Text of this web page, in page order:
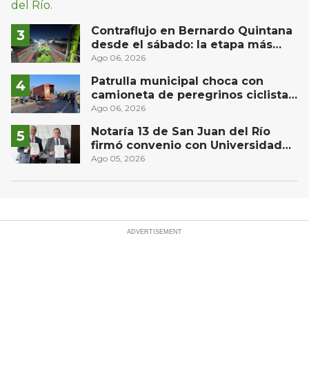
Contraflujo en Bernardo Quintana
desde el sábado: la etapa más
compleja del operativo vial
Ago 06, 2026
Patrulla municipal choca con
camioneta de peregrinos ciclistas
en la autopista México-Querétaro
Ago 06, 2026
Notaría 13 de San Juan del Río
firmó convenio con Universidad
Privada del Bajío para recibir
Ago 05, 2026